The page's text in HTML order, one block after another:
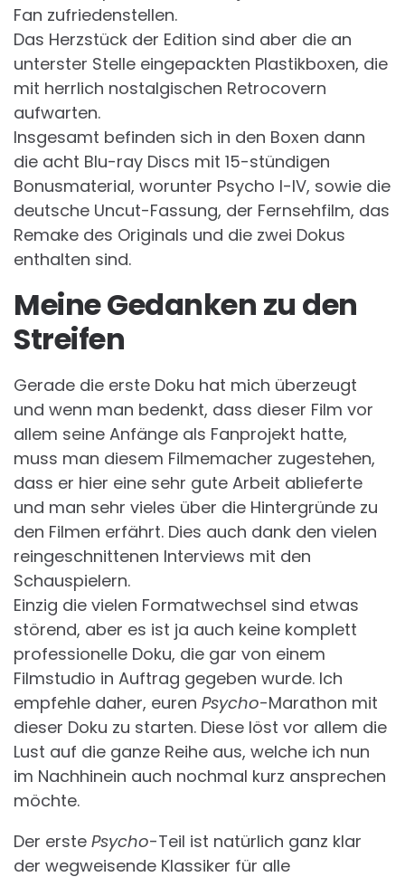
Fan zufriedenstellen.
Das Herzstück der Edition sind aber die an
unterster Stelle eingepackten Plastikboxen, die
mit herrlich nostalgischen Retrocovern
aufwarten.
Insgesamt befinden sich in den Boxen dann
die acht Blu-ray Discs mit 15-stündigen
Bonusmaterial, worunter Psycho I-IV, sowie die
deutsche Uncut-Fassung, der Fernsehfilm, das
Remake des Originals und die zwei Dokus
enthalten sind.
Meine Gedanken zu den
Streifen
Gerade die erste Doku hat mich überzeugt
und wenn man bedenkt, dass dieser Film vor
allem seine Anfänge als Fanprojekt hatte,
muss man diesem Filmemacher zugestehen,
dass er hier eine sehr gute Arbeit ablieferte
und man sehr vieles über die Hintergründe zu
den Filmen erfährt. Dies auch dank den vielen
reingeschnittenen Interviews mit den
Schauspielern.
Einzig die vielen Formatwechsel sind etwas
störend, aber es ist ja auch keine komplett
professionelle Doku, die gar von einem
Filmstudio in Auftrag gegeben wurde. Ich
empfehle daher, euren Psycho-Marathon mit
dieser Doku zu starten. Diese löst vor allem die
Lust auf die ganze Reihe aus, welche ich nun
im Nachhinein auch nochmal kurz ansprechen
möchte.
Der erste Psycho-Teil ist natürlich ganz klar
der wegweisende Klassiker für alle